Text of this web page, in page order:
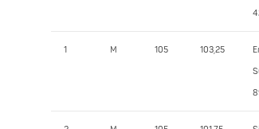
1 M 105 103,25